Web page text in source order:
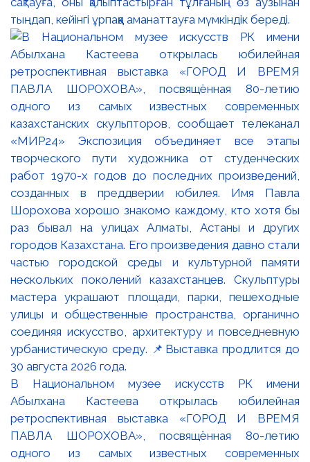
тыңдап, кейінгі ұрпаққа аманаттауға мүмкіндік береді.
В Национальном музее искусств РК имени
Абылхана Кастеева открылась юбилейная
ретроспективная выставка «ГОРОД И ВРЕМЯ
ПАВЛА ШОРОХОВА», посвящённая 80-летию
одного из самых известных современных